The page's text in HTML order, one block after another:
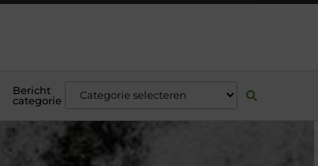
Bericht
categorie